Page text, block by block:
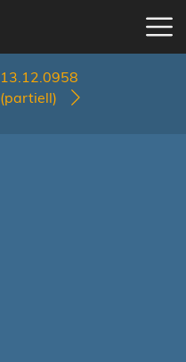
13.12.0958
(partiell)